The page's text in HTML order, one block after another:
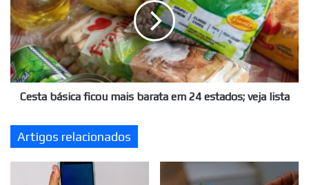
mais
barata
em
24
estados;
veja
listaCesta básica ficou mais barata em 24 estados; veja lista
Artigos relacionados